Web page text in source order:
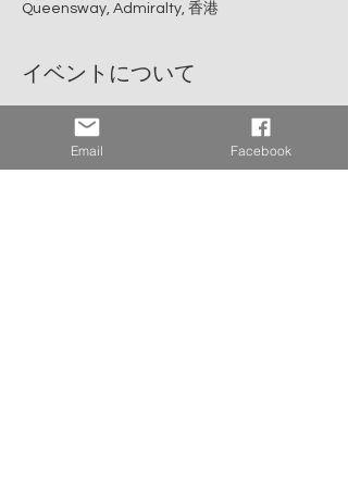
Queensway, Admiralty, 香港
イベントについて
●日時：2025年6月6日(金)11時45分開場、12
時開始、14時終了予定
Email Facebook